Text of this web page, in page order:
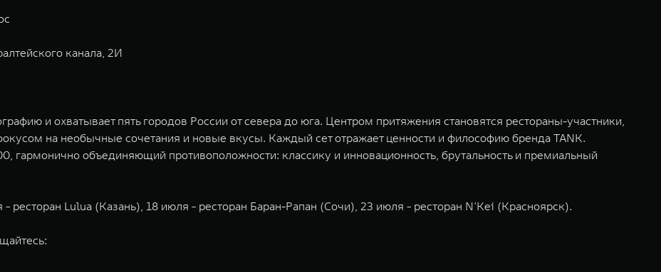
канала, 2И
и охватывает пять городов России от севера до юга. Центром притяжения становятся рестораны-участники,
на необычные сочетания и новые вкусы. Каждый сет отражает ценности и философию бренда TANK.
гармонично объединяющий противоположности: классику и инновационность, брутальность и премиальный
Lulua (Казань), 18 июля - ресторан Баран-Рапан (Сочи), 23 июля - ресторан N’Kei (Красноярск).